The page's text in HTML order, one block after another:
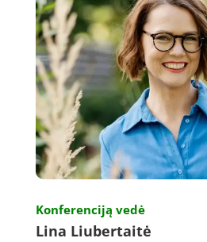
Konferenciją vedė
Lina Liubertaitė